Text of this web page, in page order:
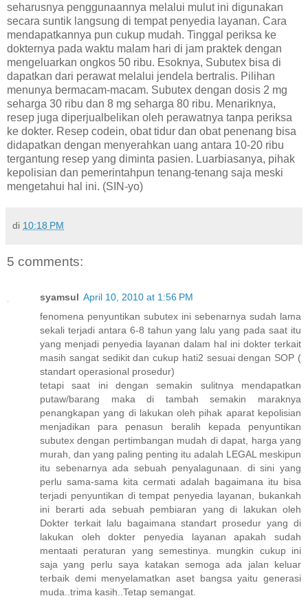
seharusnya penggunaannya melalui mulut ini digunakan
secara suntik langsung di tempat penyedia layanan. Cara
mendapatkannya pun cukup mudah. Tinggal periksa ke
dokternya pada waktu malam hari di jam praktek dengan
mengeluarkan ongkos 50 ribu. Esoknya, Subutex bisa di
dapatkan dari perawat melalui jendela bertralis. Pilihan
menunya bermacam-macam. Subutex dengan dosis 2 mg
seharga 30 ribu dan 8 mg seharga 80 ribu. Menariknya,
resep juga diperjualbelikan oleh perawatnya tanpa periksa
ke dokter. Resep codein, obat tidur dan obat penenang bisa
didapatkan dengan menyerahkan uang antara 10-20 ribu
tergantung resep yang diminta pasien. Luarbiasanya, pihak
kepolisian dan pemerintahpun tenang-tenang saja meski
mengetahui hal ini. (SIN-yo)
di 10:18 PM
5 comments:
syamsul April 10, 2010 at 1:56 PM
fenomena penyuntikan subutex ini sebenarnya sudah lama
sekali terjadi antara 6-8 tahun yang lalu yang pada saat itu
yang menjadi penyedia layanan dalam hal ini dokter terkait
masih sangat sedikit dan cukup hati2 sesuai dengan SOP (
standart operasional prosedur)
tetapi saat ini dengan semakin sulitnya mendapatkan
putaw/barang maka di tambah semakin maraknya
penangkapan yang di lakukan oleh pihak aparat kepolisian
menjadikan para penasun beralih kepada penyuntikan
subutex dengan pertimbangan mudah di dapat, harga yang
murah, dan yang paling penting itu adalah LEGAL meskipun
itu sebenarnya ada sebuah penyalagunaan. di sini yang
perlu sama-sama kita cermati adalah bagaimana itu bisa
terjadi penyuntikan di tempat penyedia layanan, bukankah
ini berarti ada sebuah pembiaran yang di lakukan oleh
Dokter terkait lalu bagaimana standart prosedur yang di
lakukan oleh dokter penyedia layanan apakah sudah
mentaati peraturan yang semestinya. mungkin cukup ini
saja yang perlu saya katakan semoga ada jalan keluar
terbaik demi menyelamatkan aset bangsa yaitu generasi
muda..trima kasih..Tetap semangat.